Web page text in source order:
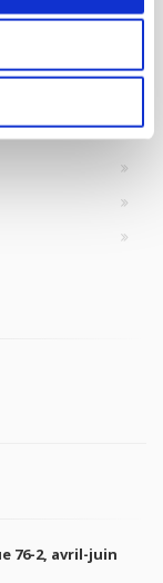
76-2, avril-juin